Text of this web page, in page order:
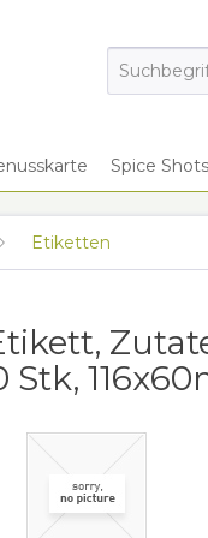
Spice Shots
Etiketten